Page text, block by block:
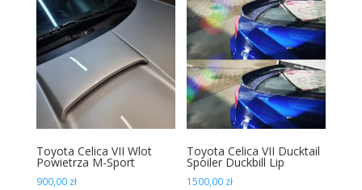
Toyota Celica VII Wlot
Powietrza M-Sport
900,00 zł
Toyota Celica VII Ducktail
Spoiler Duckbill Lip
1500,00 zł